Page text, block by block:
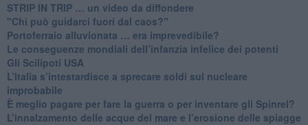
​STRIP IN TRIP … un video da diffondere
"Chi può guidarci fuori dal caos?"
​Portoferraio alluvionata … era imprevedibile?
Le conseguenze mondiali dell’infanzia infelice dei potenti
​Gli Scilipoti USA
L’Italia s’intestardisce a sprecare soldi sul nucleare
improbabile
È meglio pagare per fare la guerra o per inventare gli Spinrel?
​L’innalzamento delle acque del mare e l’erosione delle spiagge